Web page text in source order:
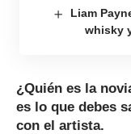
Liam
whisky
¿Quién es la
es lo que debes
con el artista.